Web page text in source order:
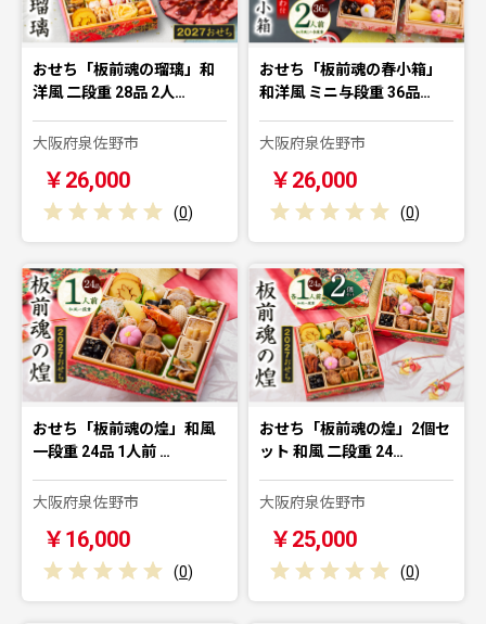
おせち「板前魂の瑠璃」和
洋風 二段重 28品 2人…
大阪府泉佐野市
￥26,000
(0)
おせち「板前魂の春小箱」
和洋風 ミニ与段重 36品…
大阪府泉佐野市
￥26,000
(0)
おせち「板前魂の煌」和風
一段重 24品 1人前 …
大阪府泉佐野市
￥16,000
(0)
おせち「板前魂の煌」2個セ
ット 和風 二段重 24…
大阪府泉佐野市
￥25,000
(0)